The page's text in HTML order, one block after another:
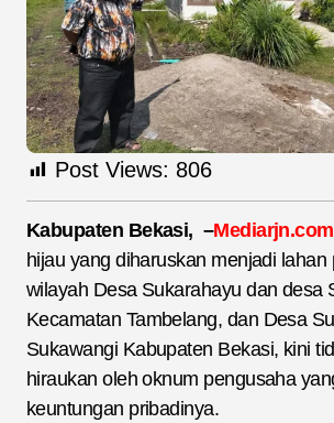
Post Views: 806
Kabupaten Bekasi, –
hijau yang diharuskan menjadi lahan
wilayah Desa Sukarahayu dan desa
Kecamatan Tambelang, dan Desa
Sukawangi Kabupaten Bekasi, kini
hiraukan oleh oknum pengusaha
keuntungan pribadinya.